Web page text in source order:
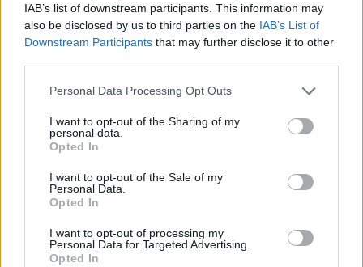
IAB’s list of downstream participants. This information may
also be disclosed by us to third parties on the IAB’s List of
Downstream Participants that may further disclose it to other
Personal Data Processing Opt Outs
I want to opt-out of the Sharing of my
personal data.
Opted In
I want to opt-out of the Sale of my
Personal Data.
Opted In
I want to opt-out of processing my
Personal Data for Targeted Advertising.
Opted In
Sveriges Bryggerier arrangerade två egna seminarier
under veckan: ”Rädda det svenska pantsystemet”
och ”Hur mycket ska en öl få kosta?”. Dessutom
ordnade organisationen ölmingel och tog med
politiker på bryggerivisningar hos medlemsföretag
på Gotland.
Samtidigt fanns Sveriges Oberoende Bryggerier
också på plats – branschorganisation som samlar